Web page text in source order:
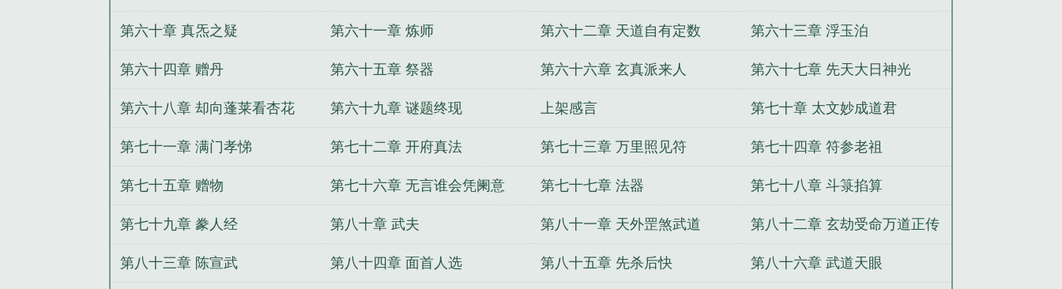
第六十章 真炁之疑 第六十一章 炼师 第六十二章 天道自有定数 第六十三章 浮玉泊
第六十四章 赠丹 第六十五章 祭器 第六十六章 玄真派来人 第六十七章 先天大日神光
第六十八章 却向蓬莱看杏花 第六十九章 谜题终现 上架感言 第七十章 太文妙成道君
第七十一章 满门孝悌 第七十二章 开府真法 第七十三章 万里照见符 第七十四章 符参老祖
第七十五章 赠物 第七十六章 无言谁会凭阑意 第七十七章 法器 第七十八章 斗箓掐算
第七十九章 豢人经 第八十章 武夫 第八十一章 天外罡煞武道 第八十二章 玄劫受命万道正传
第八十三章 陈宣武 第八十四章 面首人选 第八十五章 先杀后快 第八十六章 武道天眼